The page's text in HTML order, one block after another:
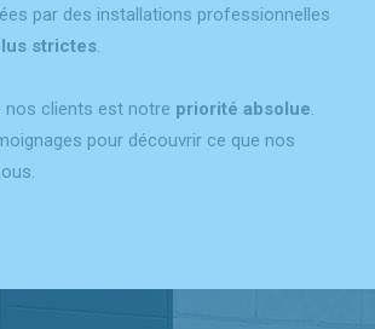
par des installations professionnelles
strictes.
clients est notre priorité absolue.
pour découvrir ce que nos